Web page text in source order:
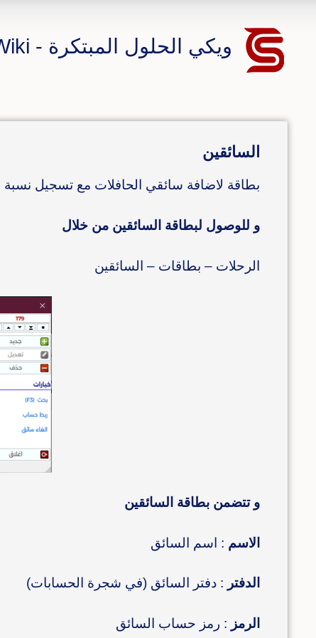
ويكي الحلول المبتكرة - CS ERP Wiki
السائقين
بطاقة لاضافة سائقي الحافلات مع تسجيل
و للوصول لبطاقة السائقين من خلال
الرحلات – بطاقات – السائقين
و تتضمن بطاقة السائقين
الاسم : اسم السائق
الدفتر : دفتر السائق (في شجرة الحسابات)
الرمز : رمز حساب السائق